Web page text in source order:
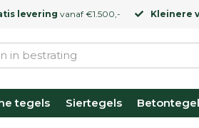
levering vanaf €1.500,- Kleinere
tegels Siertegels